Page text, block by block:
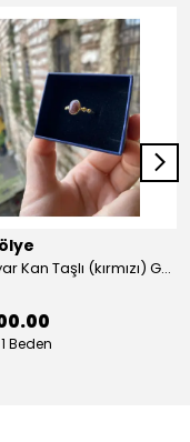
925 Ayar Kan Taşlı (kırmızı) Gümüş Yüzük
Beden